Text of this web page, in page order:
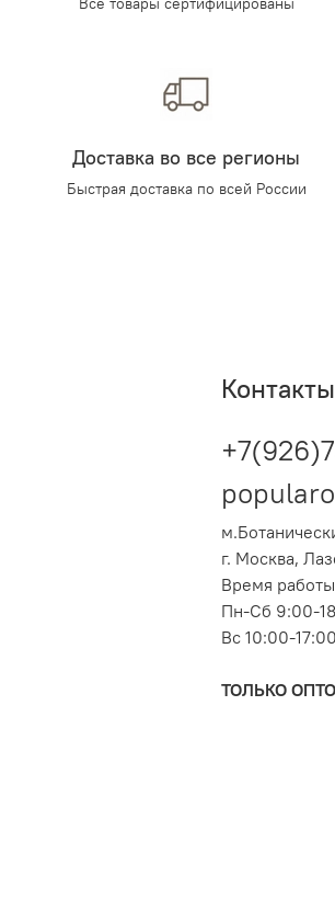
Доставка во все регионы
Быстрая доставка по всей России
Контакты
г. Москва,
Время
Пн-Сб 9:00-
Вс 10:00-17:00
ТОЛЬКО